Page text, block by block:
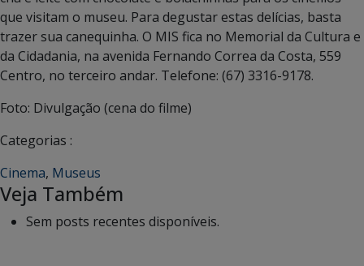
que visitam o museu. Para degustar estas delícias, basta
trazer sua canequinha. O MIS fica no Memorial da Cultura e
da Cidadania, na avenida Fernando Correa da Costa, 559
Centro, no terceiro andar. Telefone: (67) 3316-9178.
Foto: Divulgação (cena do filme)
Categorias :
Cinema, Museus
Veja Também
Sem posts recentes disponíveis.